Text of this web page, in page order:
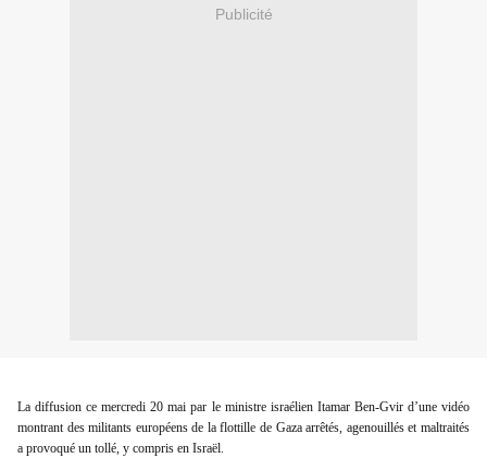
Publicité
La diffusion ce mercredi 20 mai par le ministre israélien Itamar Ben-Gvir d’une vidéo
montrant des militants européens de la flottille de Gaza arrêtés, agenouillés et maltraités
a provoqué un tollé, y compris en Israël.